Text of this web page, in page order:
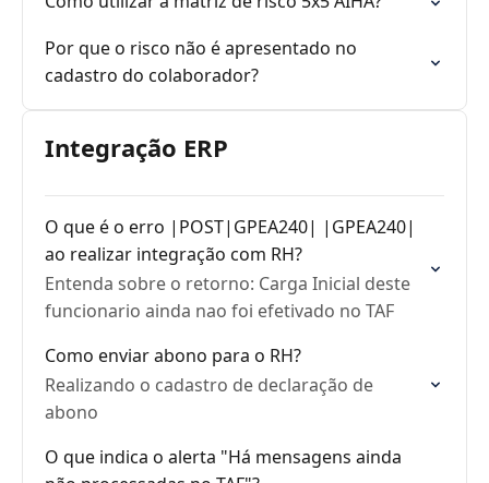
Por que o risco não é apresentado no
cadastro do colaborador?
Integração ERP
O que é o erro |POST|GPEA240| |GPEA240|
ao realizar integração com RH?
Entenda sobre o retorno: Carga Inicial deste
funcionario ainda nao foi efetivado no TAF
Como enviar abono para o RH?
Realizando o cadastro de declaração de
abono
O que indica o alerta "Há mensagens ainda